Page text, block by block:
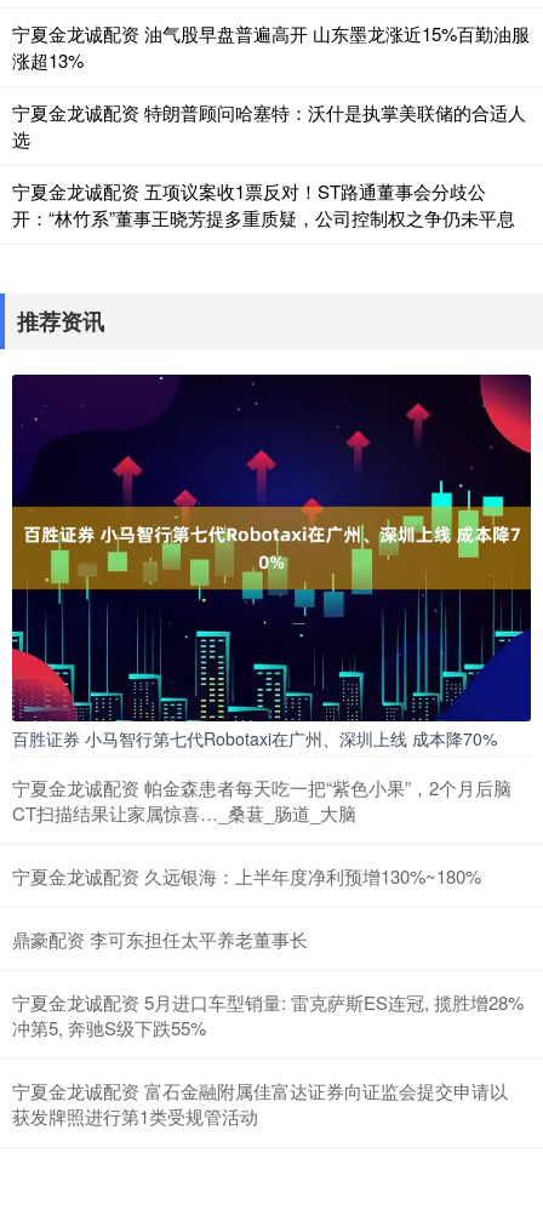
宁夏金龙诚配资 油气股早盘普遍高开 山东墨龙涨近15%百勤油服
涨超13%
宁夏金龙诚配资 特朗普顾问哈塞特：沃什是执掌美联储的合适人
选
宁夏金龙诚配资 五项议案收1票反对！ST路通董事会分歧公
开：“林竹系”董事王晓芳提多重质疑，公司控制权之争仍未平息
推荐资讯
百胜证券 小马智行第七代Robotaxi在广州、深圳上线 成本降70%
宁夏金龙诚配资 帕金森患者每天吃一把“紫色小果”，2个月后脑
CT扫描结果让家属惊喜…_桑葚_肠道_大脑
宁夏金龙诚配资 久远银海：上半年度净利预增130%~180%
鼎豪配资 李可东担任太平养老董事长
宁夏金龙诚配资 5月进口车型销量: 雷克萨斯ES连冠, 揽胜增28%
冲第5, 奔驰S级下跌55%
宁夏金龙诚配资 富石金融附属佳富达证券向证监会提交申请以
获发牌照进行第1类受规管活动